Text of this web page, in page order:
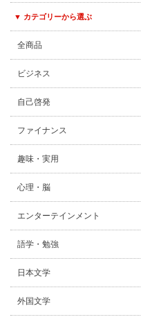
▼ カテゴリーから選ぶ
全商品
ビジネス
自己啓発
ファイナンス
趣味・実用
心理・脳
エンターテインメント
語学・勉強
日本文学
外国文学